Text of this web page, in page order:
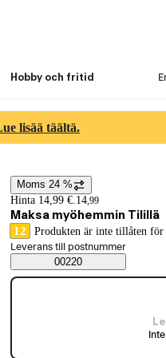
Hobby och fritid
lisää täältä.
Prisinformation
Moms 24 %
Hinta 14,99 €. 14,99
Maksa myöhemmin Tilillä
12 Produkten är inte tillåten för
Saatavuustiedot
Välj beställningssätt
Leverans till postnummer
00220